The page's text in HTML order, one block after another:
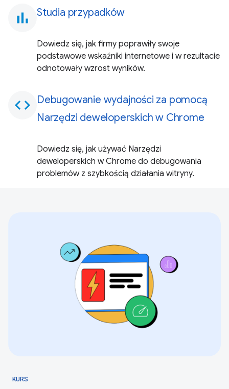
bar_chart Studia przypadków
Dowiedz się, jak firmy poprawiły swoje
podstawowe wskaźniki internetowe i w rezultacie
odnotowały wzrost wyników.
code Debugowanie wydajności za pomocą
Narzędzi deweloperskich w Chrome
Dowiedz się, jak używać Narzędzi
deweloperskich w Chrome do debugowania
problemów z szybkością działania witryny.
KURS